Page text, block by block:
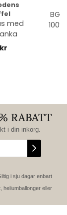
med
RABATT
i din inkorg.
i sju dagar enbart
heliumballonger eller